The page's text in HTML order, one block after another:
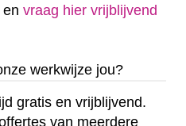
vraag hier vrijblijvend
werkwijze jou?
gratis en vrijblijvend.
van meerdere